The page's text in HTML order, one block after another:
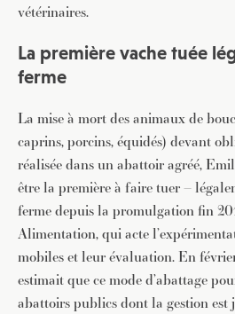
vétérinaires.
La première vache tuée
ferme
La mise à mort des animaux de
caprins, porcins, équidés) devant
réalisée dans un abattoir agréé,
être la première à faire tuer –
ferme depuis la promulgation fin
Alimentation, qui acte
mobiles et leur évaluation. En
estimait que ce mode d’abattage
abattoirs publics dont la gestion est